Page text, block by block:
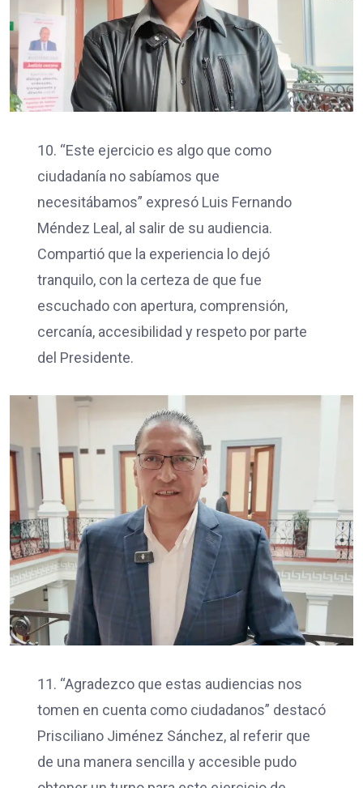
10. “Este ejercicio es algo que como
ciudadanía no sabíamos que
necesitábamos” expresó Luis Fernando
Méndez Leal, al salir de su audiencia.
Compartió que la experiencia lo dejó
tranquilo, con la certeza de que fue
escuchado con apertura, comprensión,
cercanía, accesibilidad y respeto por parte
del Presidente.
11. “Agradezco que estas audiencias nos
tomen en cuenta como ciudadanos” destacó
Prisciliano Jiménez Sánchez, al referir que
de una manera sencilla y accesible pudo